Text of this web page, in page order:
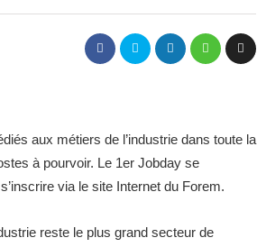
aux métiers de l’industrie dans toute la
à pourvoir. Le 1er Jobday se
via le site Internet du Forem.
reste le plus grand secteur de